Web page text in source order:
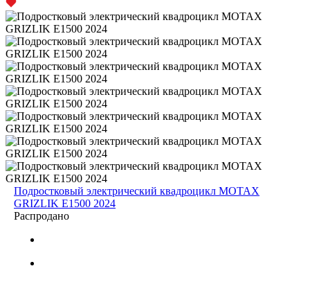
Подростковый электрический квадроцикл MOTAX
GRIZLIK E1500 2024
Распродано